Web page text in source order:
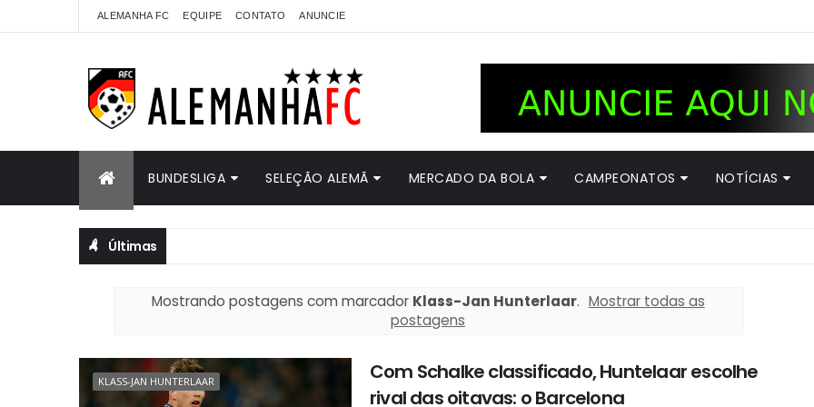
ALEMANHA FC EQUIPE CONTATO ANUNCIE
BUNDESLIGA SELEÇÃO ALEMÃ MERCADO DA BOLA CAMPEONATOS NOTÍCIAS
Últimas
Mostrando postagens com marcador Klass-Jan Hunterlaar. Mostrar todas as
postagens
KLASS-JAN HUNTERLAAR
Com Schalke classificado, Huntelaar escolhe
rival das oitavas: o Barcelona